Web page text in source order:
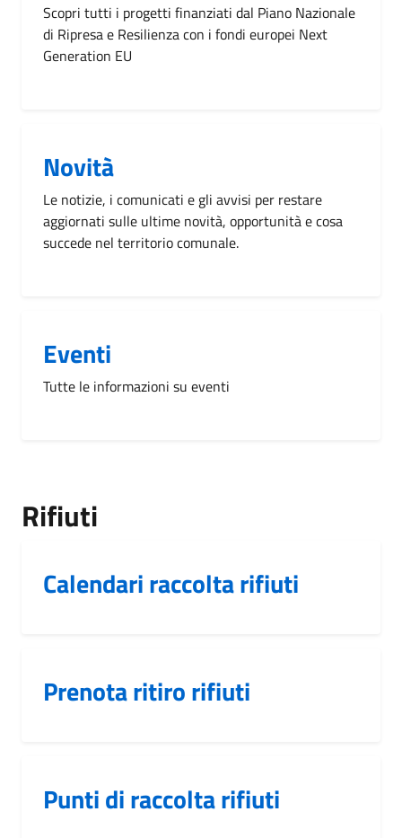
Scopri tutti i progetti finanziati dal Piano Nazionale
di Ripresa e Resilienza con i fondi europei Next
Generation EU
Novità
Le notizie, i comunicati e gli avvisi per restare
aggiornati sulle ultime novità, opportunità e cosa
succede nel territorio comunale.
Eventi
Tutte le informazioni su eventi
Rifiuti
Calendari raccolta rifiuti
Prenota ritiro rifiuti
Punti di raccolta rifiuti